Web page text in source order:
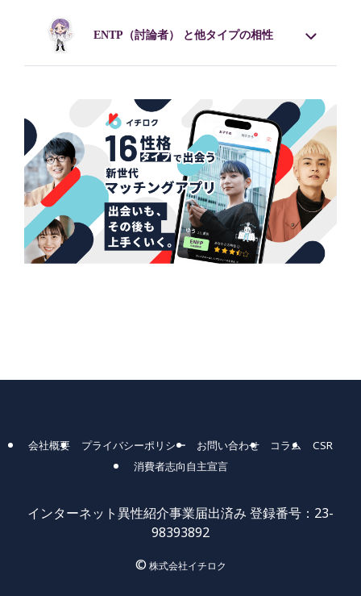
ENTP （討論者） と他タイプの相性
会社概要 プライバシーポリシー お問い合わせ コラム
CSR
消費者志向自主宣言
インターネット異性紹介事業届出済み 登録番号：23-
98393892
© 株式会社イチロク